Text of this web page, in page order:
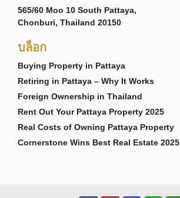
565/60 Moo 10 South Pattaya,
Chonburi, Thailand 20150
บล็อก
Buying Property in Pattaya
Retiring in Pattaya – Why It Works
Foreign Ownership in Thailand
Rent Out Your Pattaya Property 2025
Real Costs of Owning Pattaya Property
Cornerstone Wins Best Real Estate 2025